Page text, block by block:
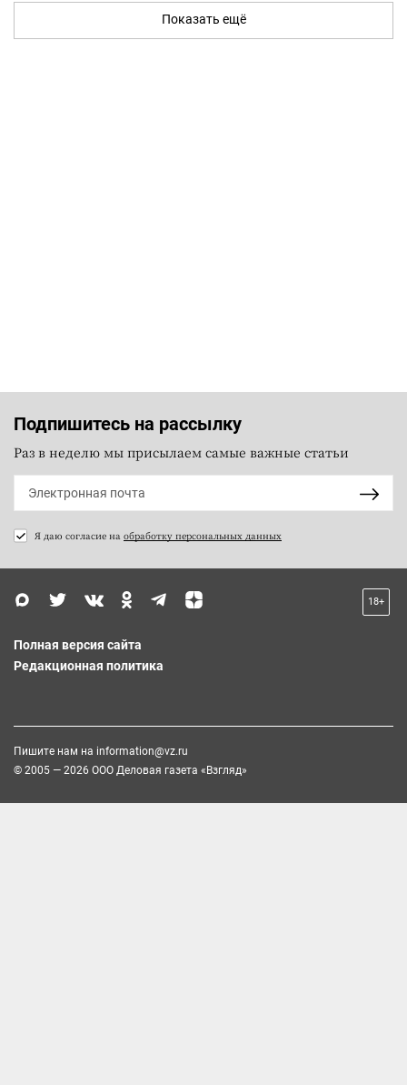
Показать ещё
Подпишитесь на рассылку
Раз в неделю мы присылаем самые важные статьи
Я даю согласие на обработку персональных данных
18+
Полная версия сайта
Редакционная политика
Пишите нам на information@vz.ru
© 2005 — 2026 ООО Деловая газета «Взгляд»